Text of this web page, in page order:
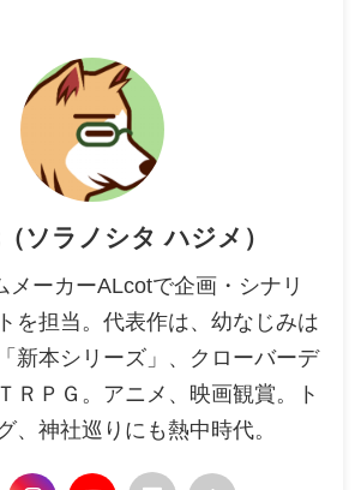
ソラノシタ ハジメ）
メーカーALcotで企画・シナリ
を担当。代表作は、幼なじみは
新本シリーズ」、クローバーデ
ＲＰＧ。アニメ、映画観賞。ト
、神社巡りにも熱中時代。